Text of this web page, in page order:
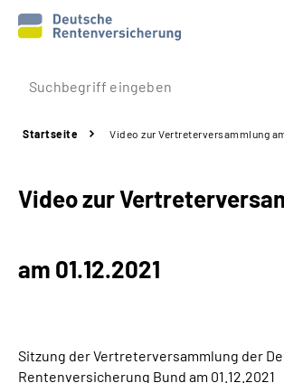
Prävention
Rente
Über uns & Presse
Startseite Video zur Vertreterversammlung
Video zur
am 01.12.2021
Sitzung der Vertreterversammlung der
Rentenversicherung Bund am 01.12.2021